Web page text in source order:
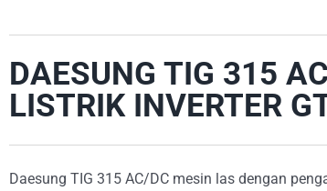
DAESUNG TIG 315
LISTRIK INVERTER
Daesung TIG 315 AC/DC mesin las dengan